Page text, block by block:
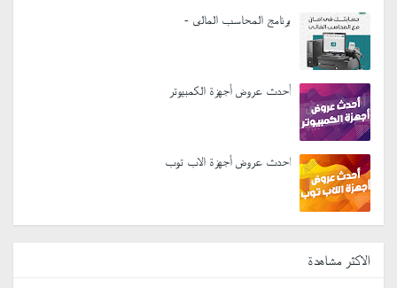
برنامج المحاسب المالى -
أحدث عروض أجهزة الكمبيوتر
احدث عروض أجهزة الاب توب
الاكثر مشاهدة